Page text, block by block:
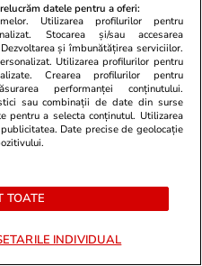
07:20
mai
Vacanțe și
destinații
experiență
datele pentru a oferi:
Utilizarea profilurilor pentru
Stocarea și/sau accesarea
și îmbunătățirea serviciilor.
Utilizarea profilurilor pentru
Crearea profilurilor pentru
performanței conținutului.
sau combinații de date din surse
pentru a selecta conținutul. Utilizarea
Date precise de geolocație
TOATE
INDIVIDUAL